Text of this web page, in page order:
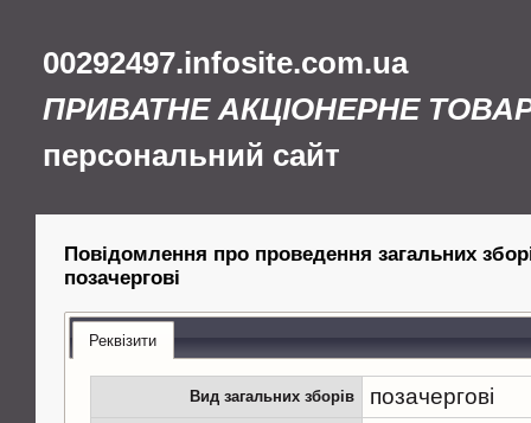
00292497.infosite.com.ua
ПРИВАТНЕ АКЦІОНЕРНЕ
персональний сайт
Повідомлення про проведення загальних
позачергові
Реквізити
Вид загальних зборів позачергові